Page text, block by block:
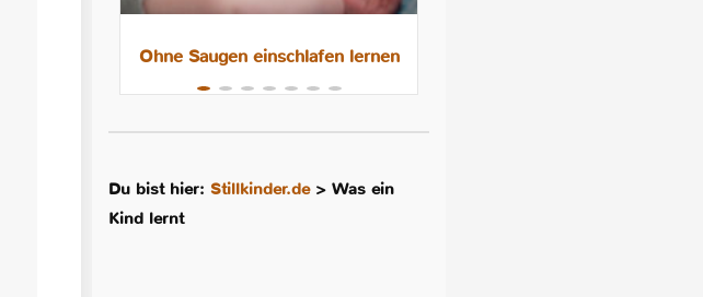
Ohne Saugen einschlafen lernen
Du bist hier:Stillkinder.de>Was ein
Kind lernt